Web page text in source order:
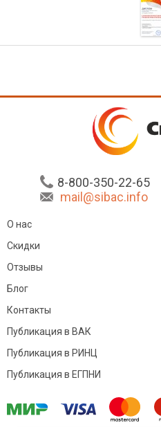
8-800-350-22-65
mail@sibac.info
О нас
Скидки
Отзывы
Блог
Контакты
Публикация в ВАК
Публикация в РИНЦ
Публикация в ЕГПНИ